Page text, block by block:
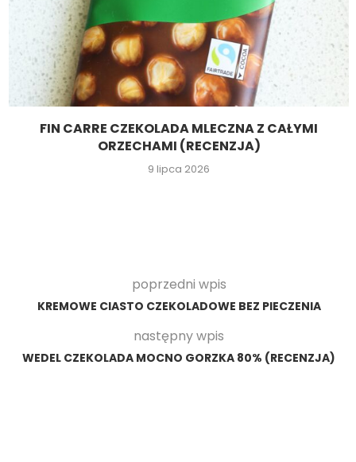
FIN CARRE CZEKOLADA MLECZNA Z CAŁYMI
ORZECHAMI (RECENZJA)
9 lipca 2026
poprzedni wpis
KREMOWE CIASTO CZEKOLADOWE BEZ PIECZENIA
następny wpis
WEDEL CZEKOLADA MOCNO GORZKA 80% (RECENZJA)